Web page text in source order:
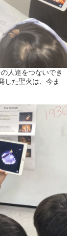
人達をつないでき
した聖火は、今ま